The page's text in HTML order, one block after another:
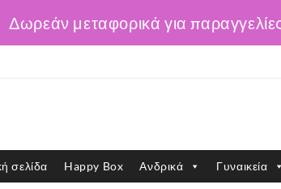
Δωρεάν μεταφορικά για
σελίδα Happy Box Ανδρικά Γυναικεία